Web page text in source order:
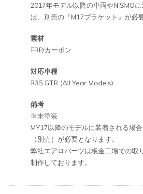
2017年モデル以降の車両やNISMO
は、別売の『M17ブラケット』が必
素材
FRP/カーボン
対応車種
R35 GTR (All Year Models)
備考
※未塗装
MY17以降のモデルに装着される場
（別売）が必要となります。
弊社エアロパーツは板金工場での取
制作しております。